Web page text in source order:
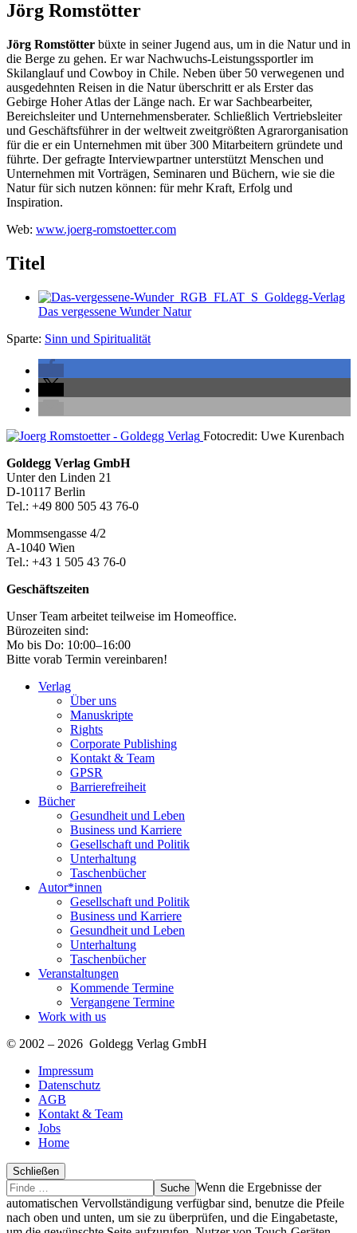
Jörg Romstötter
Jörg Romstötter büxte in seiner Jugend aus, um in die Natur und in
die Berge zu gehen. Er war Nachwuchs-Leistungssportler im
Skilanglauf und Cowboy in Chile. Neben über 50 verwegenen und
ausgedehnten Reisen in die Natur überschritt er als Erster das
Gebirge Hoher Atlas der Länge nach. Er war Sachbearbeiter,
Bereichsleiter und Unternehmensberater. Schließlich Vertriebsleiter
und Geschäftsführer in der weltweit zweitgrößten Agrarorganisation
für die er ein Unternehmen mit über 300 Mitarbeitern gründete und
führte. Der gefragte Interviewpartner unterstützt Menschen und
Unternehmen mit Vorträgen, Seminaren und Büchern, wie sie die
Natur für sich nutzen können: für mehr Kraft, Erfolg und
Inspiration.
Web: www.joerg-romstoetter.com
Titel
Das vergessene Wunder Natur
Sparte: Sinn und Spiritualität
Seitenleiste Fotocredit: Uwe Kurenbach
Footer-
Section
Goldegg Verlag GmbH
Unter den Linden 21
D-10117 Berlin
Tel.: +49 800 505 43 76-0
Mommsengasse 4/2
A-1040 Wien
Tel.: +43 1 505 43 76-0
Geschäftszeiten
Unser Team arbeitet teilweise im Homeoffice.
Bürozeiten sind:
Mo bis Do: 10:00–16:00
Bitte vorab Termin vereinbaren!
Verlag
Über uns
Manuskripte
Rights
Corporate Publishing
Kontakt & Team
GPSR
Barrierefreiheit
Bücher
Gesundheit und Leben
Business und Karriere
Gesellschaft und Politik
Unterhaltung
Taschenbücher
Autor*innen
Gesellschaft und Politik
Business und Karriere
Gesundheit und Leben
Unterhaltung
Taschenbücher
Veranstaltungen
Kommende Termine
Vergangene Termine
Work with us
© 2002 – 2026 Goldegg Verlag GmbH
Impressum
Datenschutz
AGB
Kontakt & Team
Jobs
Home
Schließen
Suche
Finde
…
Wenn die Ergebnisse der
automatischen Vervollständigung verfügbar sind, benutze die Pfeile
nach oben und unten, um sie zu überprüfen, und die Eingabetaste,